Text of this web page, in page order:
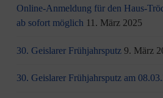
Online-Anmeldung für den Haus-
ab sofort möglich 11. März 2025
30. Geislarer Frühjahrsputz 9. März
30. Geislarer Frühjahrsputz am